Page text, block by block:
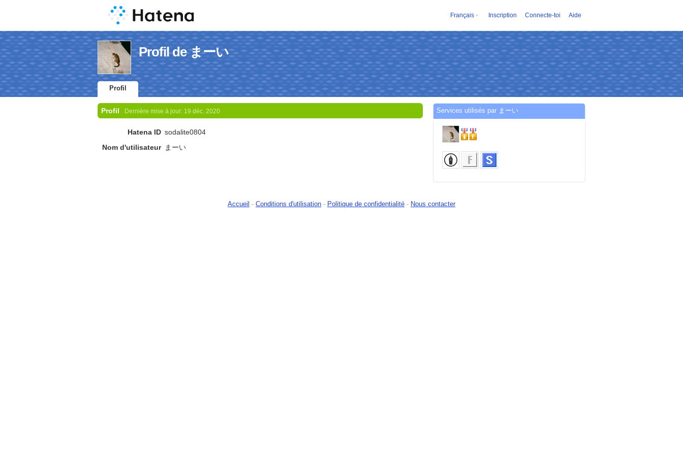
Français Inscription Connecte-toi Aide
Profil de まーい
Profil
Profil Dernière mise à jour: 19 déc. 2020
Hatena ID sodalite0804
Nom d'utilisateur まーい
Services utilisés par まーい
Accueil - Conditions d'utilisation - Politique de confidentialité - Nous contacter